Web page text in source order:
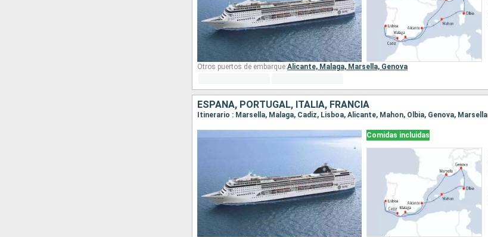
Otros puertos de embarque:Alicante, Malaga, Marsella, Genova
ESPAÑA, PORTUGAL, ITALIA, FRANCIA
Itinerario : Marsella, Malaga, Cadiz, Lisboa, Alicante, Mahon, Olbia, Genova, Marsella
Comidas incluidas